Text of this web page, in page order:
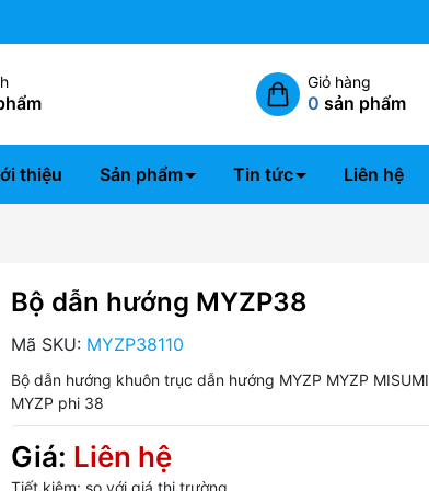
Giỏ hàng
0 sản phẩm
thiệu Sản phẩm Tin tức Liên hệ
Bộ dẫn hướng MYZP38
Mã SKU: MYZP38110
Bộ dẫn hướng khuôn trục dẫn hướng MYZP MYZP MISUMI
MYZP phi 38
Giá: Liên hệ
Tiết kiệm: so với giá thị trường